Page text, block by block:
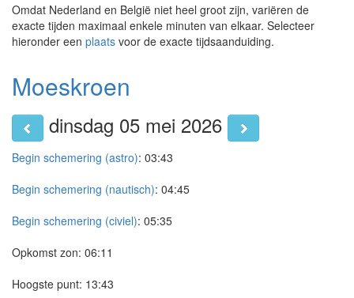
Omdat Nederland en België niet heel groot zijn, variëren de
exacte tijden maximaal enkele minuten van elkaar. Selecteer
hieronder een plaats voor de exacte tijdsaanduiding.
Moeskroen
dinsdag 05 mei 2026
Begin schemering (astro): 03:43
Begin schemering (nautisch): 04:45
Begin schemering (civiel): 05:35
Opkomst zon: 06:11
Hoogste punt: 13:43